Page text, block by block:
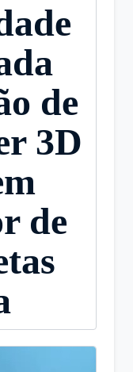
de
3D
de